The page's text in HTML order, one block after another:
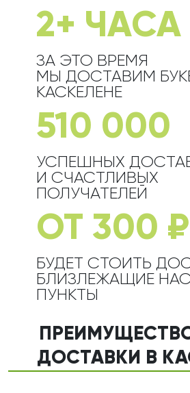
2+ ЧАСА
ЗА ЭТО ВРЕМЯ
МЫ ДОСТАВИМ
КАСКЕЛЕНЕ
510 000
УСПЕШНЫХ
И СЧАСТЛИВЫХ
ПОЛУЧАТЕЛЕЙ
ОТ 300 ₽
БУДЕТ СТОИТЬ
БЛИЗЛЕЖАЩИЕ
ПУНКТЫ
ДОСТАВКИ В